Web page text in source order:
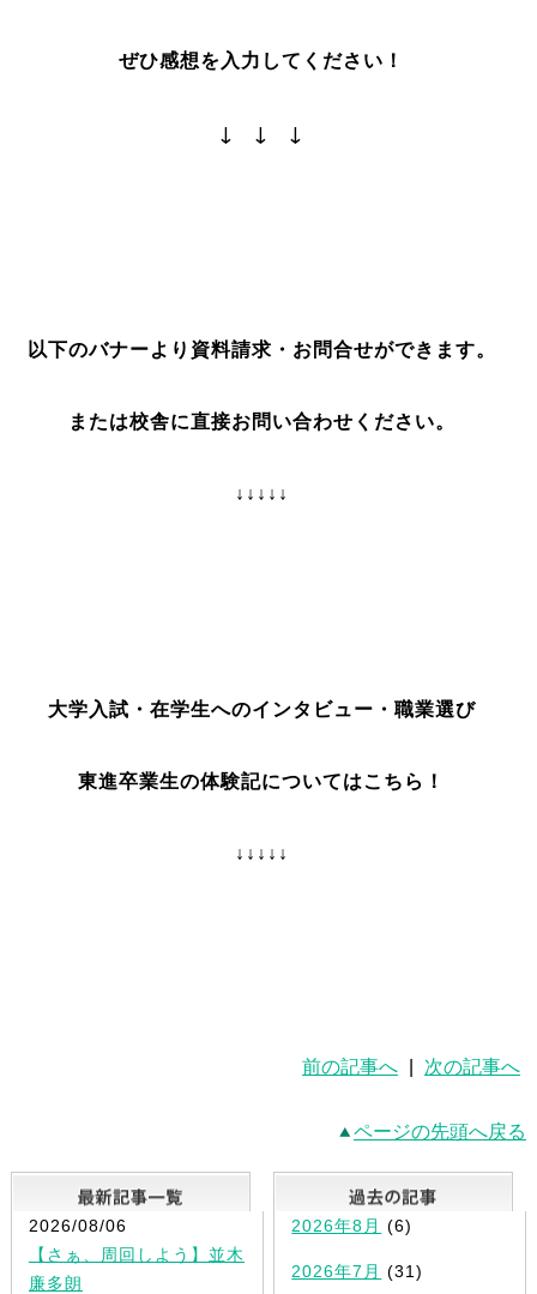
ぜひ感想を入力してください！
↓ ↓ ↓
以下のバナーより資料請求・お問合せができます。
または校舎に直接お問い合わせください。
↓↓↓↓↓
大学入試・在学生へのインタビュー・職業選び
東進卒業生の体験記についてはこちら！
↓↓↓↓↓
前の記事へ 次の記事へ
ページの先頭へ戻る
最新記事一覧
2026/08/06
【さぁ、周回しよう】並木
廉多朗
2026年8月 (6)
2026年7月 (31)